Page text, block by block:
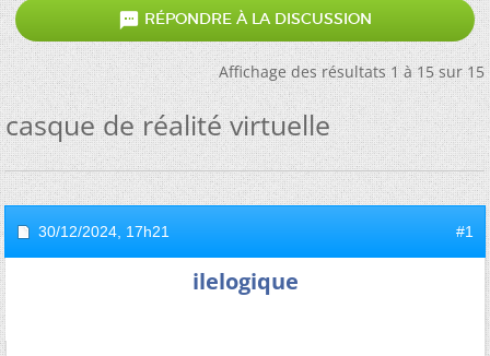
 RÉPONDRE À LA DISCUSSION
Affichage des résultats 1 à 15 sur 15
casque de réalité virtuelle
30/12/2024, 17h21 #1
ilelogique